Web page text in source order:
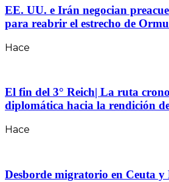
EE. UU. e Irán negocian
para reabrir el estrecho de
Hace
El fin del 3° Reich| La ruta
diplomática hacia la rendición
Hace
Desborde migratorio en Ceuta y